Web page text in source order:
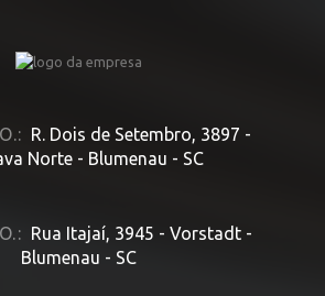
R. Dois de Setembro, 3897 -
Norte - Blumenau - SC
Rua Itajaí, 3945 - Vorstadt -
Blumenau - SC